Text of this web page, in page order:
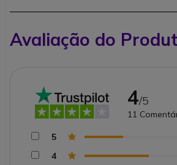
Avaliação do
4/5
11
5
4